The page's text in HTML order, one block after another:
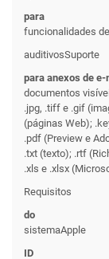
para
funcionalidades
auditivosSuporte
para anexos de
documentos
.jpg, .tiff e .gif
(páginas Web);
.pdf (Preview e
.txt (texto); .rtf
.xls e .xlsx
Requisitos
do
sistemaApple
ID